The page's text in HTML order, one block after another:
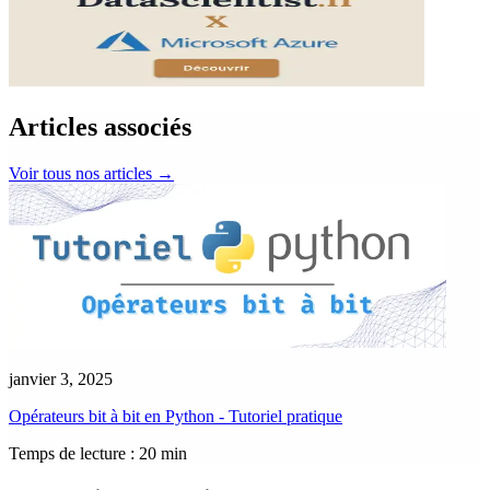
Articles associés
Voir tous nos articles →
janvier 3, 2025
Opérateurs bit à bit en Python - Tutoriel pratique
Temps de lecture : 20 min